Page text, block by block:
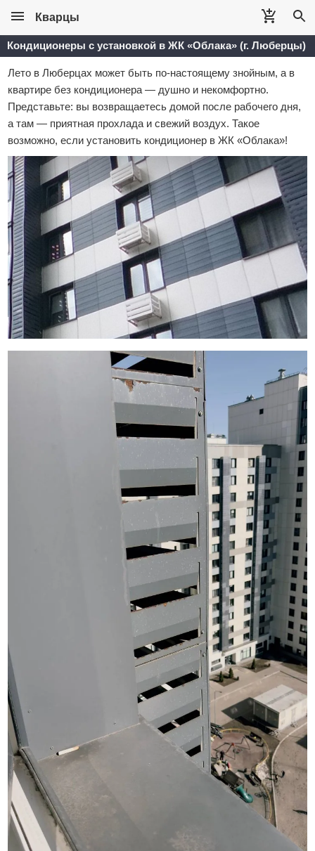
Кварцы
Кондиционеры с установкой в ЖК «Облака» (г. Люберцы)
Лето в Люберцах может быть по‑настоящему знойным, а в
квартире без кондиционера — душно и некомфортно.
Представьте: вы возвращаетесь домой после рабочего дня,
а там — приятная прохлада и свежий воздух. Такое
возможно, если установить кондиционер в ЖК «Облака»!